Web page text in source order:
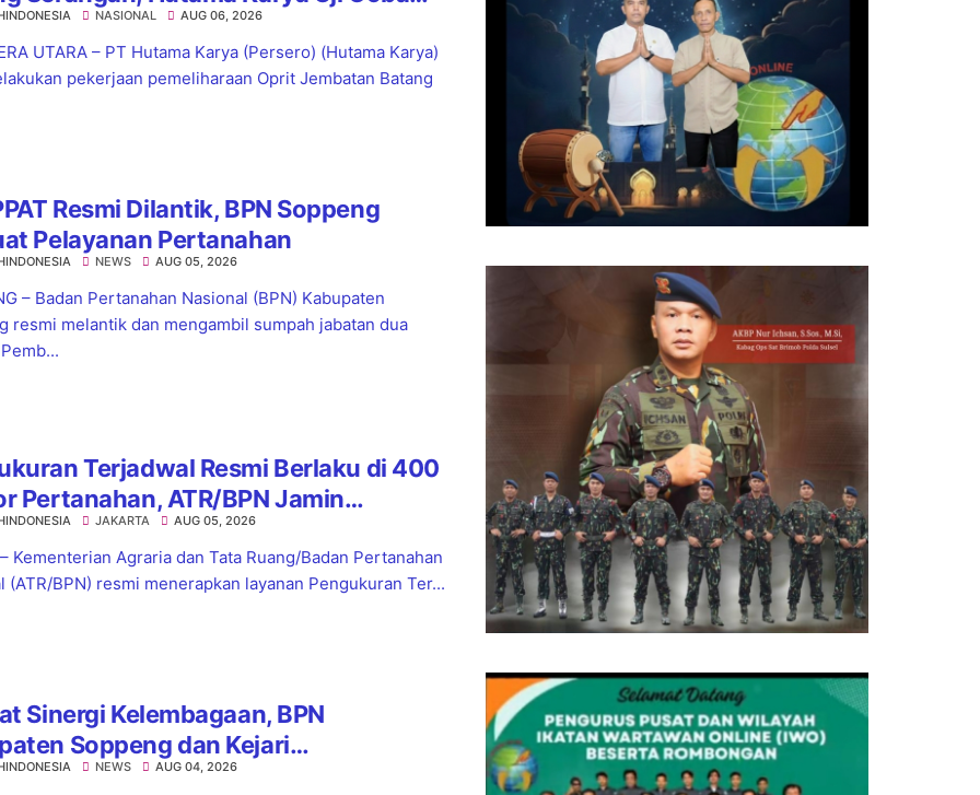
di KM 55 Tol Binjai–Langsa
NASIONAL AUG 06, 2026
UTARA – PT Hutama Karya (Persero) (Hutama Karya)
pekerjaan pemeliharaan Oprit Jembatan Batang
Resmi Dilantik, BPN Soppeng
Pelayanan Pertanahan
NEWS AUG 05, 2026
– Badan Pertanahan Nasional (BPN) Kabupaten
resmi melantik dan mengambil sumpah jabatan dua
Terjadwal Resmi Berlaku di 400
Pertanahan, ATR/BPN Jamin
Layanan Maksimal 7 Hari
JAKARTA AUG 05, 2026
Kementerian Agraria dan Tata Ruang/Badan Pertanahan
(ATR/BPN) resmi menerapkan layanan Pengukuran Ter...
Sinergi Kelembagaan, BPN
Soppeng dan Kejari
Perkuat Koordinasi
NEWS AUG 04, 2026